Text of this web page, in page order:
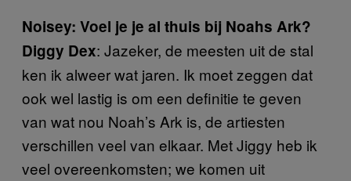
Noisey: Voel je je al thuis bij Noahs Ark?
Diggy Dex: Jazeker, de meesten uit de stal
ken ik alweer wat jaren. Ik moet zeggen dat
ook wel lastig is om een definitie te geven
van wat nou Noah’s Ark is, de artiesten
verschillen veel van elkaar. Met Jiggy heb ik
veel overeenkomsten; we komen uit